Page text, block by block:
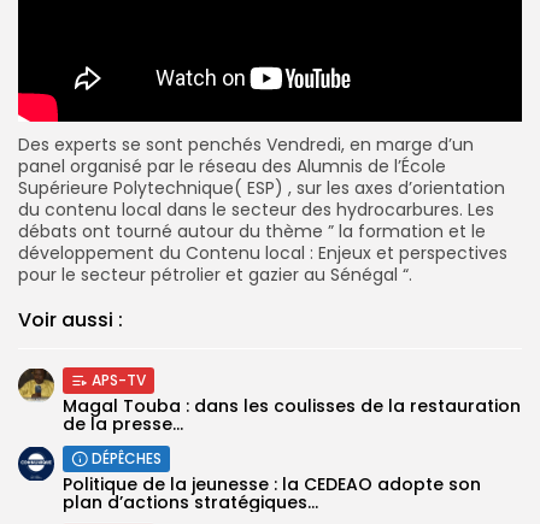
Des experts se sont penchés Vendredi, en marge d’un
panel organisé par le réseau des Alumnis de l’École
Supérieure Polytechnique( ESP) , sur les axes d’orientation
du contenu local dans le secteur des hydrocarbures. Les
débats ont tourné autour du thème ” la formation et le
développement du Contenu local : Enjeux et perspectives
pour le secteur pétrolier et gazier au Sénégal “.
Voir aussi :
APS-TV
Magal Touba : dans les coulisses de la restauration
de la presse...
DÉPÊCHES
Politique de la jeunesse : la CEDEAO adopte son
plan d’actions stratégiques...